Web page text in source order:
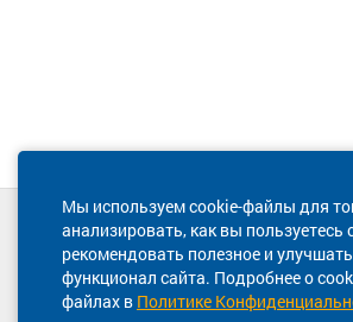
Мы используем cookie-файлы для
анализировать, как вы пользуетесь
рекомендовать полезное и улучшать
функционал сайта. Подробнее о
файлах в Политике
Техническая поддержка
8 800 600-03-